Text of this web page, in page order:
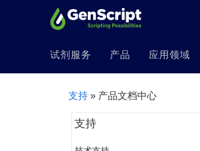
试剂服务 产品 应用领域
支持 » 产品文档中心
支持